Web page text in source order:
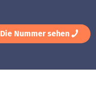
Die Nummer sehen